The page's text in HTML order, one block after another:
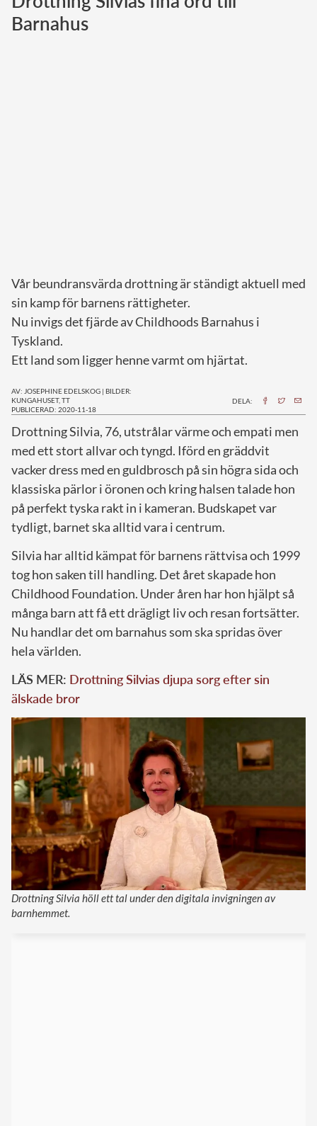
Barnahus
Vår beundransvärda drottning är ständigt aktuell med
sin kamp för barnens rättigheter.
Nu invigs det fjärde av Childhoods Barnahus i
Tyskland.
Ett land som ligger henne varmt om hjärtat.
AV: JOSEPHINE EDELSKOG | BILDER:
KUNGAHUSET, TT
PUBLICERAD: 2020-11-18
DELA:
Drottning Silvia, 76, utstrålar värme och empati men
med ett stort allvar och tyngd. Iförd en gräddvit
vacker dress med en guldbrosch på sin högra sida och
klassiska pärlor i öronen och kring halsen talade hon
på perfekt tyska rakt in i kameran. Budskapet var
tydligt, barnet ska alltid vara i centrum.
Silvia har alltid kämpat för barnens rättvisa och 1999
tog hon saken till handling. Det året skapade hon
Childhood Foundation. Under åren har hon hjälpt så
många barn att få ett drägligt liv och resan fortsätter.
Nu handlar det om barnahus som ska spridas över
hela världen.
LÄS MER: Drottning Silvias djupa sorg efter sin
älskade bror
Drottning Silvia höll ett tal under den digitala invigningen av
barnhemmet.